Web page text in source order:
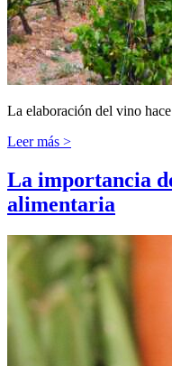
La elaboración del vino
Leer más >
La importancia
alimentaria